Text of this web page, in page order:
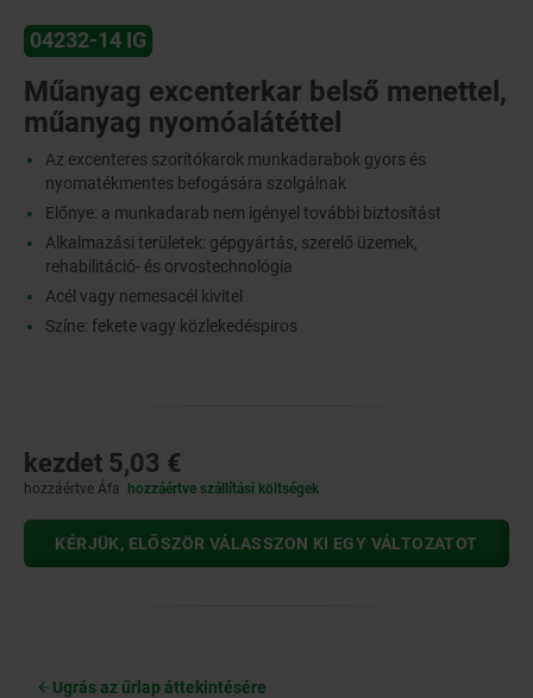
04232-14 IG
Műanyag excenterkar belső menettel,
műanyag nyomóalátéttel
Az excenteres szorítókarok munkadarabok gyors és
nyomatékmentes befogására szolgálnak
Előnye: a munkadarab nem igényel további biztosítást
Alkalmazási területek: gépgyártás, szerelő üzemek,
rehabilitáció- és orvostechnológia
Acél vagy nemesacél kivitel
Színe: fekete vagy közlekedéspiros
kezdet 5,03 €
hozzáértve Áfa hozzáértve szállítási költségek
KÉRJÜK, ELŐSZÖR VÁLASSZON KI EGY VÁLTOZATOT
Ugrás az űrlap áttekintésére